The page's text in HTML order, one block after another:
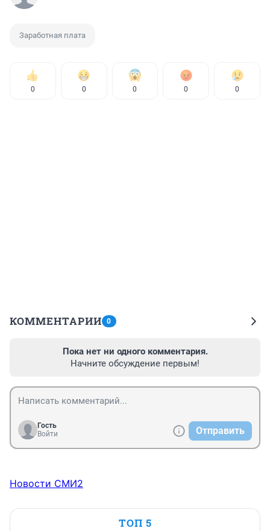
Заработная плата
0 0 0 0 0
КОММЕНТАРИИ 0
Пока нет ни одного комментария.
Начните обсуждение первым!
Гость
Войти
Отправить
Новости СМИ2
ТОП 5